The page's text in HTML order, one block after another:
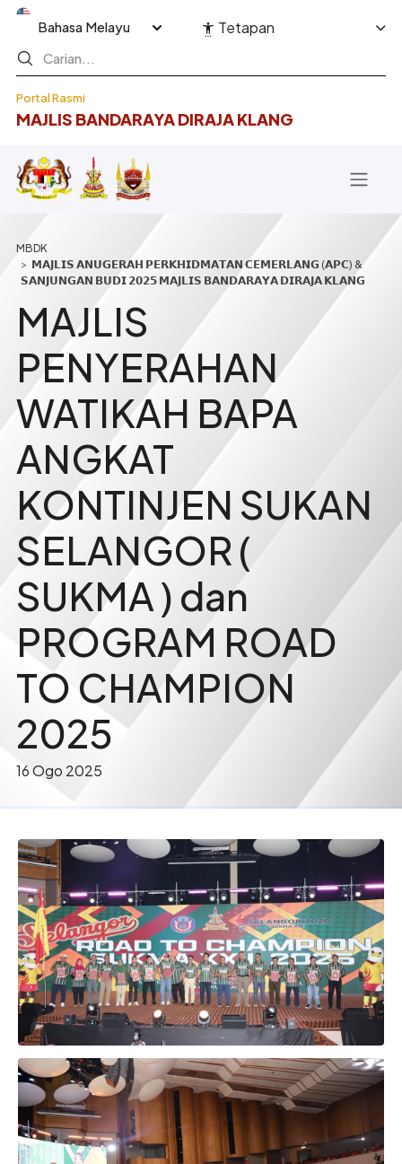
Langkau ke kandungan utama
Portal Rasmi
MAJLIS BANDARAYA DIRAJA KLANG
Select your language Tetapan
Breadcrumb
𝗠𝗔𝗝𝗟𝗜𝗦 𝗔𝗡𝗨𝗚𝗘𝗥𝗔𝗛 𝗣𝗘𝗥𝗞𝗛𝗜𝗗𝗠𝗔𝗧𝗔𝗡 𝗖𝗘𝗠𝗘𝗥𝗟𝗔𝗡𝗚 (𝗔𝗣𝗖) &
𝗦𝗔𝗡𝗝𝗨𝗡𝗚𝗔𝗡 𝗕𝗨𝗗𝗜 𝟮𝟬𝟮𝟱 𝗠𝗔𝗝𝗟𝗜𝗦 𝗕𝗔𝗡𝗗𝗔𝗥𝗔𝗬𝗔 𝗗𝗜𝗥𝗔𝗝𝗔 𝗞𝗟𝗔𝗡𝗚
MAJLIS
PENYERAHAN
WATIKAH BAPA
ANGKAT
KONTINJEN SUKAN
SELANGOR (
SUKMA ) dan
PROGRAM ROAD
TO CHAMPION
2025
16 Ogo 2025